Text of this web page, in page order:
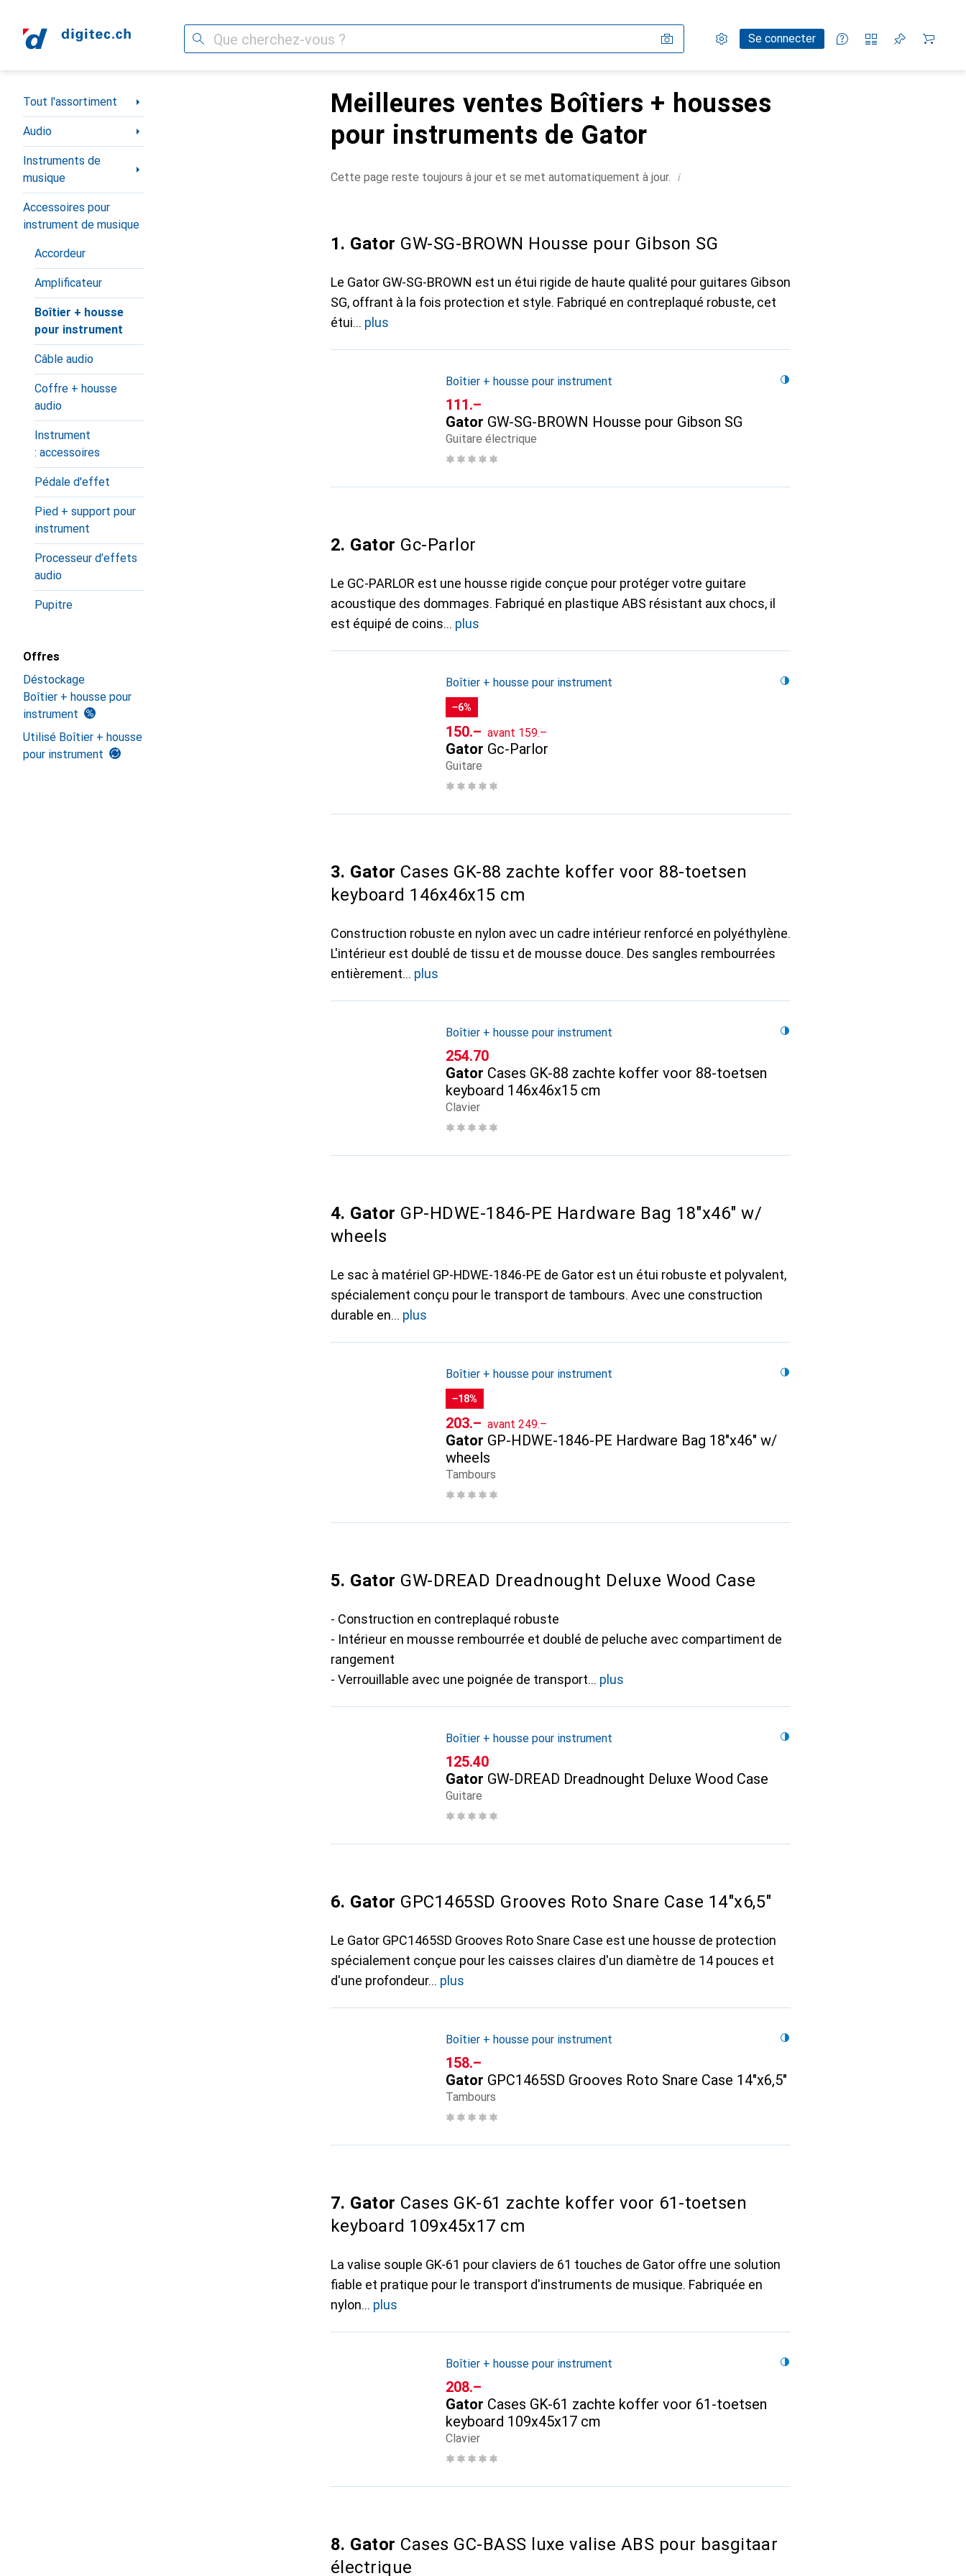
Recherche Paramètres
Compte clientSe connecter
Listes de comparaison
Listes d'envies
Panier
Navigation par catégorie
Tout l'assortiment
Audio
Instruments de
musique
Accessoires pour
instrument de musique
Accordeur
Amplificateur
Boîtier + housse
pour instrument
Câble audio
Coffre + housse
audio
Instrument
: accessoires
Pédale d'effet
Pied + support pour
instrument
Processeur d’effets
audio
Pupitre
Offres
Déstockage
Boîtier + housse pour
instrument
Utilisé Boîtier + housse
pour instrument
Meilleures ventes Boîtiers + housses
pour instruments de Gator
Cette page reste toujours à jour et se met automatiquement à jour. i
1. Gator GW-SG-BROWN Housse pour Gibson SG
Le Gator GW-SG-BROWN est un étui rigide de haute qualité pour guitares Gibson
SG, offrant à la fois protection et style. Fabriqué en contreplaqué robuste, cet
étui
plus
Boîtier + housse pour instrument
CHF
111.–
Gator GW-SG-BROWN Housse pour Gibson SG
Guitare électrique
2. Gator Gc-Parlor
Le GC-PARLOR est une housse rigide conçue pour protéger votre guitare
acoustique des dommages. Fabriqué en plastique ABS résistant aux chocs, il
est équipé de coins
plus
Boîtier + housse pour instrument
−6%
CHF
150.– avant CHF
159.–
Gator Gc-Parlor
Guitare
3. Gator Cases GK-88 zachte koffer voor 88-toetsen
keyboard 146x46x15 cm
Construction robuste en nylon avec un cadre intérieur renforcé en polyéthylène.
L'intérieur est doublé de tissu et de mousse douce. Des sangles rembourrées
entièrement
plus
Boîtier + housse pour instrument
CHF
254.70
Gator Cases GK-88 zachte koffer voor 88-toetsen
keyboard 146x46x15 cm
Clavier
4. Gator GP-HDWE-1846-PE Hardware Bag 18"x46" w/
wheels
Le sac à matériel GP-HDWE-1846-PE de Gator est un étui robuste et polyvalent,
spécialement conçu pour le transport de tambours. Avec une construction
durable en
plus
Boîtier + housse pour instrument
−18%
CHF
203.– avant CHF
249.–
Gator GP-HDWE-1846-PE Hardware Bag 18"x46" w/
wheels
Tambours
5. Gator GW-DREAD Dreadnought Deluxe Wood Case
- Construction en contreplaqué robuste
- Intérieur en mousse rembourrée et doublé de peluche avec compartiment de
rangement
- Verrouillable avec une poignée de transport
plus
Boîtier + housse pour instrument
CHF
125.40
Gator GW-DREAD Dreadnought Deluxe Wood Case
Guitare
6. Gator GPC1465SD Grooves Roto Snare Case 14"x6,5"
Le Gator GPC1465SD Grooves Roto Snare Case est une housse de protection
spécialement conçue pour les caisses claires d'un diamètre de 14 pouces et
d'une profondeur
plus
Boîtier + housse pour instrument
CHF
158.–
Gator GPC1465SD Grooves Roto Snare Case 14"x6,5"
Tambours
7. Gator Cases GK-61 zachte koffer voor 61-toetsen
keyboard 109x45x17 cm
La valise souple GK-61 pour claviers de 61 touches de Gator offre une solution
fiable et pratique pour le transport d'instruments de musique. Fabriquée en
nylon
plus
Boîtier + housse pour instrument
CHF
208.–
Gator Cases GK-61 zachte koffer voor 61-toetsen
keyboard 109x45x17 cm
Clavier
8. Gator Cases GC-BASS luxe valise ABS pour basgitaar
électrique